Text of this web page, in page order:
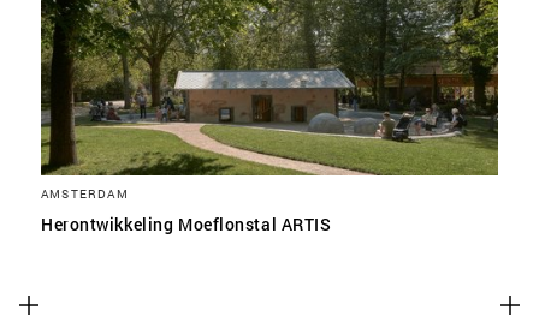
AMSTERDAM
Herontwikkeling Moeflonstal ARTIS